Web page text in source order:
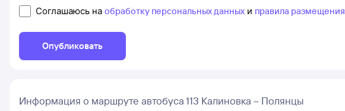
Соглашаюсь на обработку персональных данных и правила размещения
Опубликовать
Информация о маршруте автобуса 113 Калиновка – Полянцы